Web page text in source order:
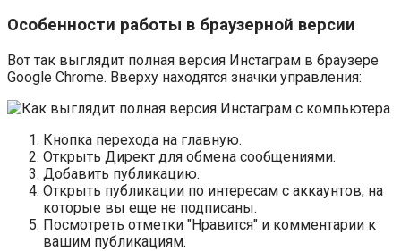
Особенности работы в браузерной версии
Вот так выглядит полная версия Инстаграм в браузере
Google Chrome. Вверху находятся значки управления:
Кнопка перехода на главную.
Открыть Директ для обмена сообщениями.
Добавить публикацию.
Открыть публикации по интересам с аккаунтов, на
которые вы еще не подписаны.
Посмотреть отметки "Нравится" и комментарии к
вашим публикациям.